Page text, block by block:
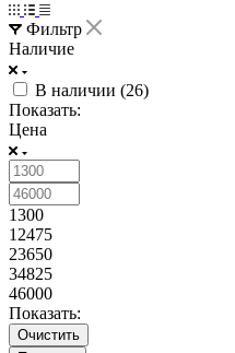
Фильтр
Наличие
В наличии (26)
Показать:
Цена
1300
12475
23650
34825
46000
Показать:
Очистить